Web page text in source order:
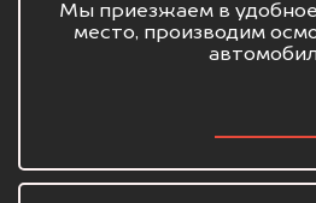
Мы приезжаем в
место, производим